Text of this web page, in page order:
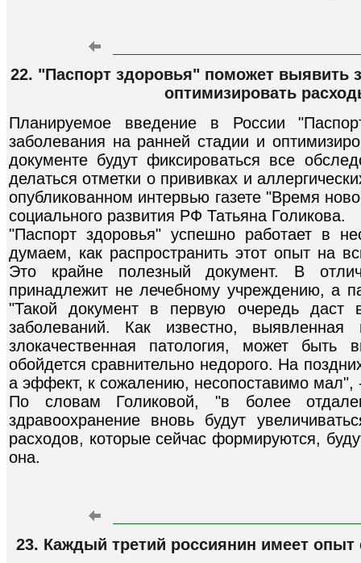
22. "Паспорт здоровья" поможет выявить
оптимизировать
Планируемое введение в России
заболевания на ранней стадии и
документе будут фиксироваться все
делаться отметки о прививках и
опубликованном интервью газете "Время
социального развития РФ Татьяна Голикова.
"Паспорт здоровья" успешно работает в
думаем, как распространить этот опыт на
Это крайне полезный документ. В
принадлежит не лечебному учреждению, а
"Такой документ в первую очередь даст
заболеваний. Как известно,
злокачественная патология, может быть
обойдется сравнительно недорого. На
а эффект, к сожалению, несопоставимо мал",
По словам Голиковой, "в более
здравоохранение вновь будут
расходов, которые сейчас формируются,
она.
23. Каждый третий россиянин имеет опыт